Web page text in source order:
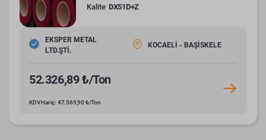
Kalite DX51D+Z
EKSPER METAL
LTD.ŞTİ.
KOCAELİ - BAŞİSKELE
52.326,89 ₺/Ton
KDV Hariç: 47.569,90 ₺/Ton